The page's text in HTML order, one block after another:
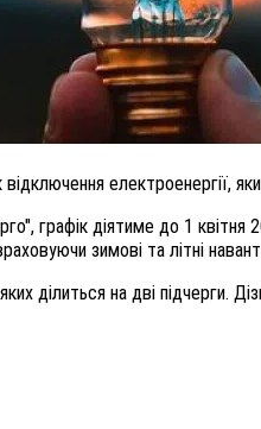
електроенергії,
графік діятиме до 1 квітня
зимові та літні
ділиться на дві підчерги.
62-РІЧНУ
ПОМЕР
25 листопада